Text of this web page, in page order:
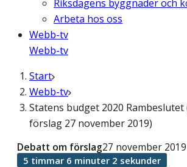
Riksdagens byggnader och
Arbeta hos oss
Webb-tv
Webb-tv
Start
Webb-tv
Statens budget 2020
förslag 27 november 2019)
Debatt om förslag27 november 2019
5 timmar 6 minuter 2 sekunder